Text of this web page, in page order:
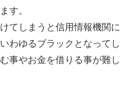
す。
てしまうと信用情報機関に
わゆるブラックとなってし
事やお金を借りる事が難し